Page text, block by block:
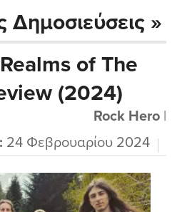
Δημοσιεύσεις »
of The
(2024)
Rock Hero|
24 Φεβρουαρίου 2024